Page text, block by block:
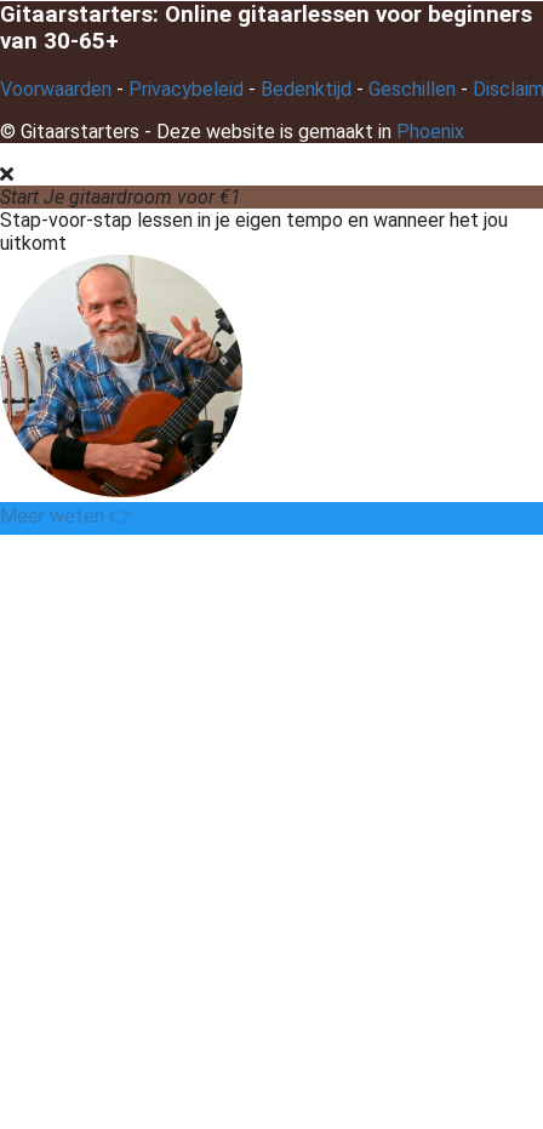
Gitaarstarters: Online gitaarlessen voor beginners
van 30-65+
Voorwaarden - Privacybeleid - Bedenktijd - Geschillen -
© Gitaarstarters - Deze website is gemaakt in Phoenix
Start Je gitaardroom voor €1
Stap-voor-stap lessen in je eigen tempo en wanneer het jou
uitkomt
Meer weten 👉